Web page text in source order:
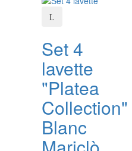
Set 4
lavette
"Platea
Collection"
Blanc